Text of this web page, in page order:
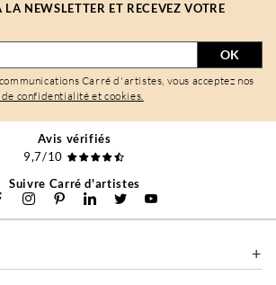
NEWSLETTER ET RECEVEZ VOTRE
OK
Carré d'artistes, vous acceptez nos
confidentialité et cookies.
Avis vérifiés
9,7/10
Suivre Carré d'artistes